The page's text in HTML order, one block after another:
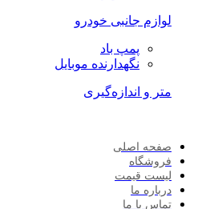
لوازم جانبی خودرو
پمپ باد
نگهدارنده موبایل
متر و اندازه‌گیری
صفحه اصلی
فروشگاه
لیست قیمت
درباره ما
تماس با ما